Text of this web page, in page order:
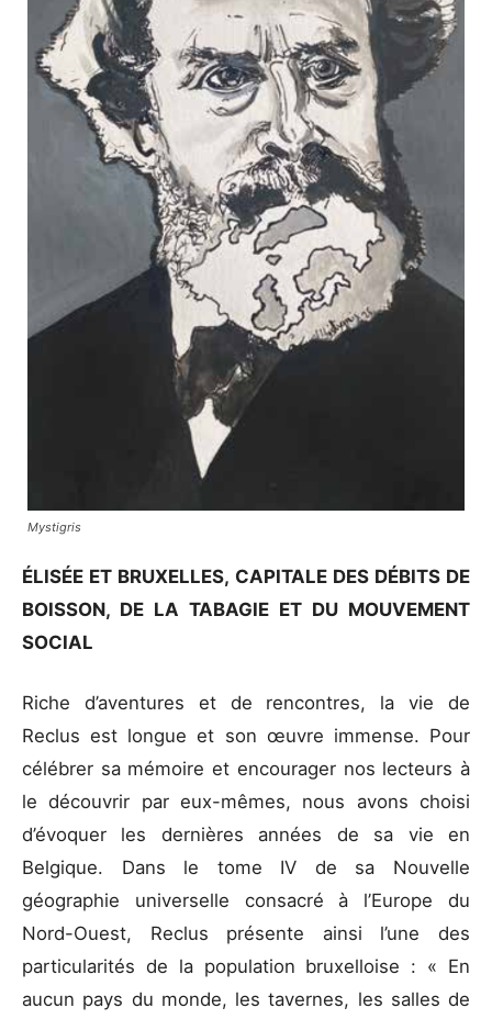
Mystigris
ÉLISÉE ET BRUXELLES, CAPITALE DES DÉBITS DE
BOISSON, DE LA TABAGIE ET DU MOUVEMENT
SOCIAL
Riche d’aventures et de rencontres, la vie de
Reclus est longue et son œuvre immense. Pour
célébrer sa mémoire et encourager nos lecteurs à
le découvrir par eux-mêmes, nous avons choisi
d’évoquer les dernières années de sa vie en
Belgique. Dans le tome IV de sa Nouvelle
géographie universelle consacré à l’Europe du
Nord-Ouest, Reclus présente ainsi l’une des
particularités de la population bruxelloise : « En
aucun pays du monde, les tavernes, les salles de